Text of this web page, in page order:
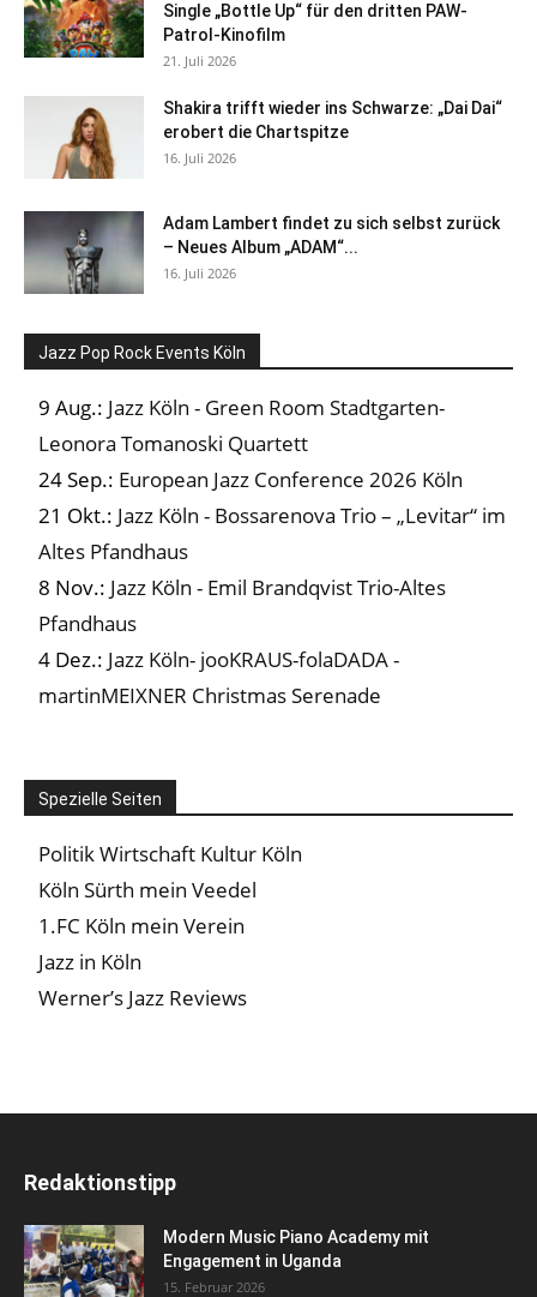
Single „Bottle Up“ für den dritten PAW-
Patrol-Kinofilm
21. Juli 2026
Shakira trifft wieder ins Schwarze: „Dai Dai“
erobert die Chartspitze
16. Juli 2026
Adam Lambert findet zu sich selbst zurück
– Neues Album „ADAM“...
16. Juli 2026
Jazz Pop Rock Events Köln
9 Aug.: Jazz Köln - Green Room Stadtgarten-
Leonora Tomanoski Quartett
24 Sep.: European Jazz Conference 2026 Köln
21 Okt.: Jazz Köln - Bossarenova Trio – „Levitar“ im
Altes Pfandhaus
8 Nov.: Jazz Köln - Emil Brandqvist Trio-Altes
Pfandhaus
4 Dez.: Jazz Köln- jooKRAUS-folaDADA -
martinMEIXNER Christmas Serenade
Spezielle Seiten
Politik Wirtschaft Kultur Köln
Köln Sürth mein Veedel
1.FC Köln mein Verein
Jazz in Köln
Werner’s Jazz Reviews
Redaktionstipp
Modern Music Piano Academy mit
Engagement in Uganda
15. Februar 2026